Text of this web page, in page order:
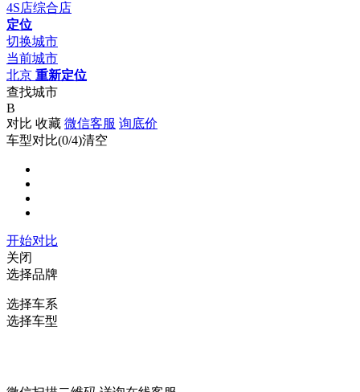
4S店综合店
定位
切换城市
当前城市
北京 重新定位
查找城市
B
对比 收藏 微信客服 询底价
车型对比(0/4)清空
开始对比
关闭
选择品牌
选择车系
选择车型